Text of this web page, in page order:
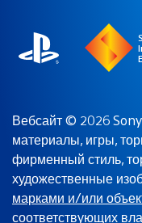
Вебсайт © 2026
материалы, игры,
фирменный стиль,
художественные
марками и/или
соответствующих